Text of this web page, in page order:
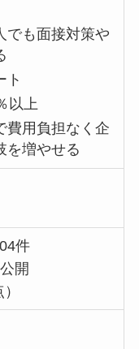
でも面接対策や
ト
以上
費用負担なく企
を増やせる
件
開